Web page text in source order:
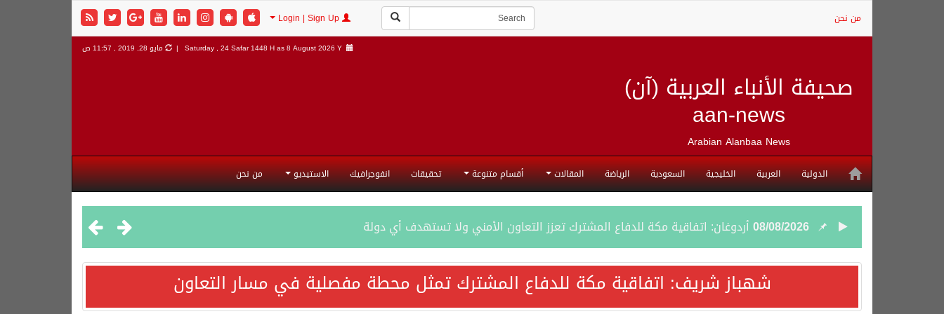
من نحن
صحيفة الأنباء العربية (آن)
aan-news
Arabian Alanbaa News
Saturday , 24 Safar 1448 H as8 August 2026 Y | مايو 28, 2019 , 11:57 ص
الدولية العربية الخليجية السعودية الرياضة المقالات أقسام متنوعة تحقيقات انفوجرافيك الاستيديو من نحن
08/08/2026 أردوغان: اتفاقية مكة للدفاع المشترك تعزز التعاون الأمني ولا تستهدف أي دولة
08/08/2026سمو وزير الخارجية : اتفاقية مكة تعكس الإرادة السياسية لحماية أمن المنطقة
شهباز شريف: اتفاقية مكة للدفاع المشترك تمثل محطة مفصلية في مسار التعاون